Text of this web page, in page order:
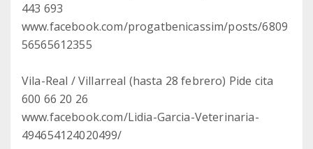
443 693
www.facebook.com/progatbenicassim/posts/6809
56565612355
Vila-Real / Villarreal (hasta 28 febrero) Pide cita
600 66 20 26
www.facebook.com/Lidia-Garcia-Veterinaria-
494654124020499/